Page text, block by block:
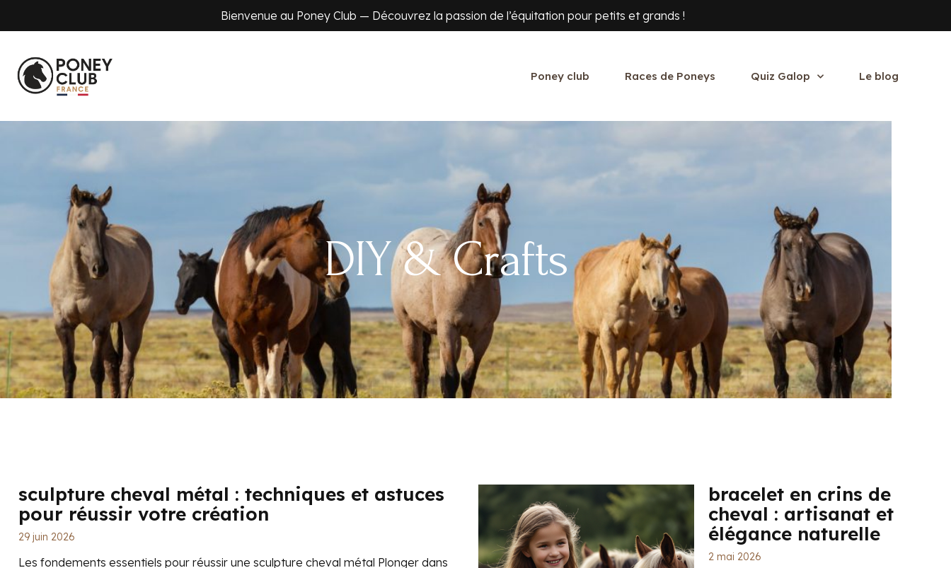
Bienvenue au Poney Club — Découvrez la passion de l’équitation pour petits et grands !
Poney club Races de Poneys Quiz Galop Le blog
DIY & Crafts
sculpture cheval métal : techniques et astuces
pour réussir votre création
29 juin 2026
Les fondements essentiels pour réussir une sculpture cheval métal Plonger dans
bracelet en crins de
cheval : artisanat et
élégance naturelle
2 mai 2026